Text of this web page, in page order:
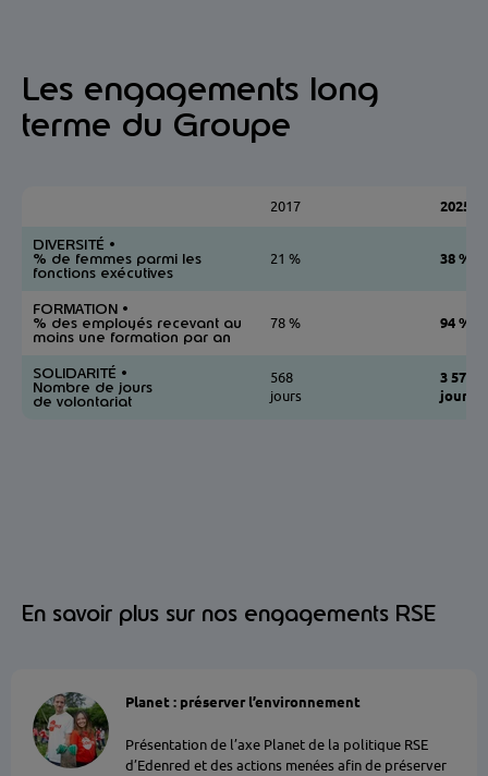
Les engagements long
terme du Groupe
2017 2025
DIVERSITÉ •
% de femmes parmi les
fonctions exécutives
21 % 38 %
FORMATION •
% des employés recevant au
moins une formation par an
78 % 94 %
SOLIDARITÉ •
Nombre de jours
de volontariat
568
jours
3 578
jours
En savoir plus sur nos engagements RSE
Planet : préserver l’environnement
Présentation de l’axe Planet de la politique RSE
d’Edenred et des actions menées afin de préserver